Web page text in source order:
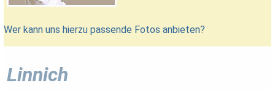
Wer kann uns hierzu passende Fotos anbieten?
Linnich